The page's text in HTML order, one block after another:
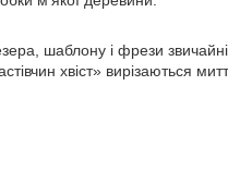
шаблону і фрези звичайні
хвіст» вирізаються